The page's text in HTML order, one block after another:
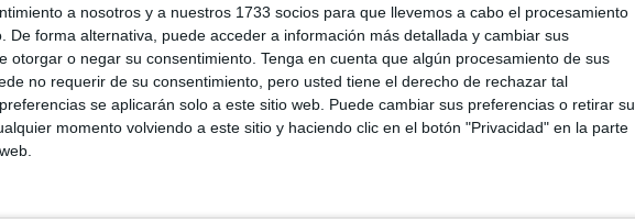
a nosotros y a nuestros 1733 socios para que llevemos a cabo el procesamiento
De forma alternativa, puede acceder a información más detallada y cambiar sus
otorgar o negar su consentimiento. Tenga en cuenta que algún procesamiento de sus
no requerir de su consentimiento, pero usted tiene el derecho de rechazar tal
se aplicarán solo a este sitio web. Puede cambiar sus preferencias o retirar su
momento volviendo a este sitio y haciendo clic en el botón "Privacidad" en la parte
al acusado para su revisión. En ese momento, y
ysalió corriendodel lugar sin efectuar el pago
la jueza como un “acto claramente intencionadoy
policial, se pudo identificar al autor en
judicial. Aunque el teléfono no fue